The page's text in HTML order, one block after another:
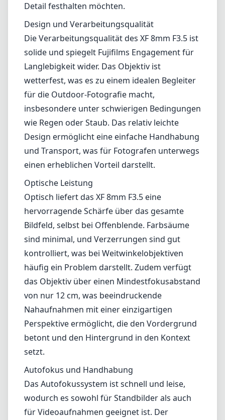
Design ermöglicht eine einfache Handhabung
und Transport, was für Fotografen unterwegs
einen erheblichen Vorteil darstellt.
Optische Leistung
Optisch liefert das XF 8mm F3.5 eine
hervorragende Schärfe über das gesamte
Bildfeld, selbst bei Offenblende. Farbsäume
sind minimal, und Verzerrungen sind gut
kontrolliert, was bei Weitwinkelobjektiven
häufig ein Problem darstellt. Zudem verfügt
das Objektiv über einen Mindestfokusabstand
von nur 12 cm, was beeindruckende
Nahaufnahmen mit einer einzigartigen
Perspektive ermöglicht, die den Vordergrund
betont und den Hintergrund in den Kontext
setzt.
Autofokus und Handhabung
Das Autofokussystem ist schnell und leise,
wodurch es sowohl für Standbilder als auch
für Videoaufnahmen geeignet ist. Der
manuelle Fokusring läuft geschmeidig und
ermöglicht eine präzise Kontrolle – ein
Merkmal, das von Fotografen geschätzt wird,
die eine haptische Herangehensweise
bevorzugen. Der Blendenring, der in Fujifilms
Objektivangeboten eine feste Größe ist, lässt
sich einfach bedienen und sorgt für ein
nahtloses Fotografiererlebnis.
Leistung bei schwachem Licht